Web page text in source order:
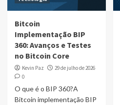
Bitcoin
Implementação BIP
360: Avanços e Testes
no Bitcoin Core
Kevin Paz
29 de julho de 2026
0
O que é o BIP 360?A
Bitcoin implementação BIP